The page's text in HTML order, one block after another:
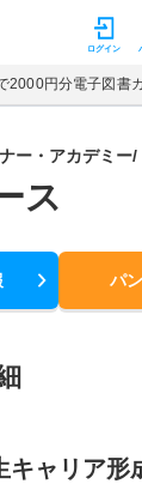
ログイン
2000円分電子図書
ー・アカデミー/
ス
パ
キャリア形